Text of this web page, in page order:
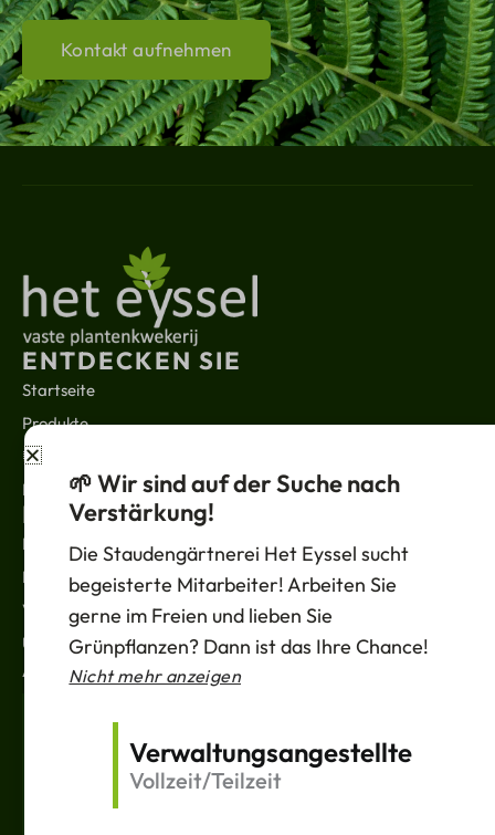
Kontakt aufnehmen
ENTDECKEN SIE
Startseite
Produkte
Über uns
Kontakt
RECHTLICHES
Nachrichten
Datenschutzbestimmungen
Verkaufsbedingungen
Unterstützung
ABONNIEREN
Versand
🌱 Wir sind auf der Suche nach
Verstärkung!
Die Staudengärtnerei Het Eyssel sucht
begeisterte Mitarbeiter! Arbeiten Sie
gerne im Freien und lieben Sie
Grünpflanzen? Dann ist das Ihre Chance!
Nicht mehr anzeigen
Verwaltungsangestellte
Vollzeit/Teilzeit